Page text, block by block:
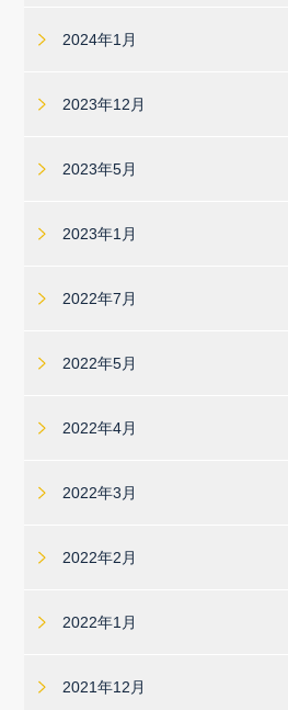
2024年1月
2023年12月
2023年5月
2023年1月
2022年7月
2022年5月
2022年4月
2022年3月
2022年2月
2022年1月
2021年12月